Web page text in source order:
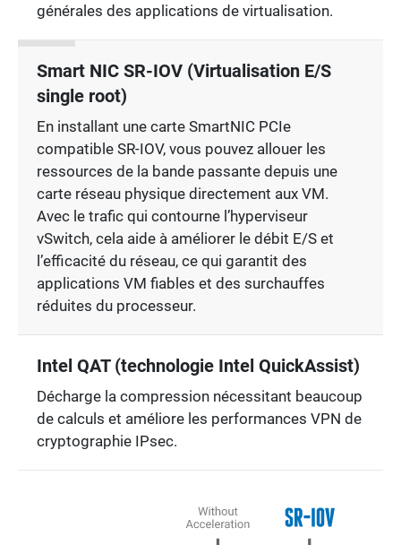
générales des applications de virtualisation.
Smart NIC SR-IOV (Virtualisation E/S
single root)
En installant une carte SmartNIC PCIe
compatible SR-IOV, vous pouvez allouer les
ressources de la bande passante depuis une
carte réseau physique directement aux VM.
Avec le trafic qui contourne l’hyperviseur
vSwitch, cela aide à améliorer le débit E/S et
l’efficacité du réseau, ce qui garantit des
applications VM fiables et des surchauffes
réduites du processeur.
Intel QAT (technologie Intel QuickAssist)
Décharge la compression nécessitant beaucoup
de calculs et améliore les performances VPN de
cryptographie IPsec.